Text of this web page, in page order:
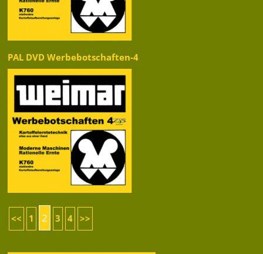
PAL DVD Werbebotschaften-4
<< 1 2 3 4 >>